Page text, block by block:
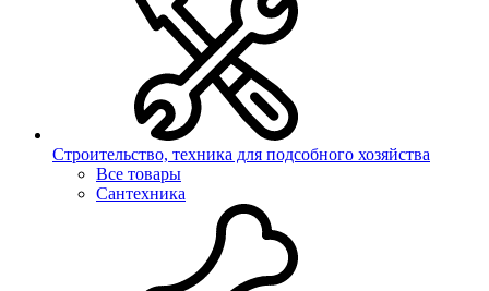
Строительство, техника для подсобного хозяйства
Все товары
Сантехника